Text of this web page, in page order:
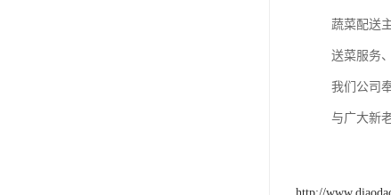
蔬菜配送
送菜服务
我们公司
与广大新